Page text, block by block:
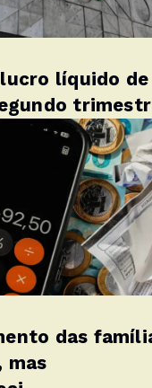
líquido de
das
mas